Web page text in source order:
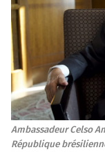
Ambassadeur Celso
République